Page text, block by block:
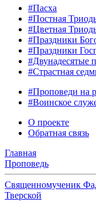
#Пасха
#Постная
#Цветная
#Праздники
#Праздники
#Двунадесятые
#Страстная
#Проповеди на
#Воинское
О проекте
Обратная связь
Главная
Проповедь
Священномученик
Тверской